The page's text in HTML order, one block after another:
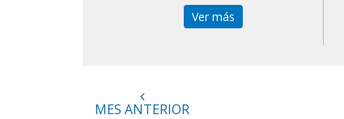
Ver más
MES ANTERIOR